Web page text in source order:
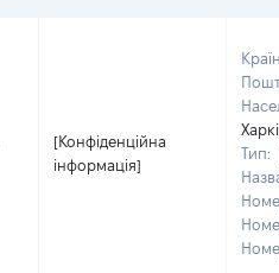
[Конфіденційна
інформація]
Тип: